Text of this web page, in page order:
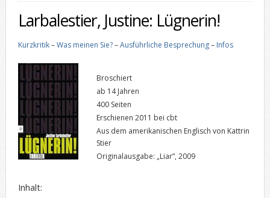
Larbalestier, Justine: Lügnerin!
Kurzkritik–Was meinen Sie?–Ausführliche Besprechung– Infos
Broschiert
ab 14 Jahren
400 Seiten
Erschienen 2011 bei cbt
Aus dem amerikanischen Englisch von Kattrin
Stier
Originalausgabe: „Liar”, 2009
Inhalt: